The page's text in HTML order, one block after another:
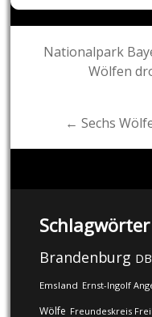
Post
navigation
Nationalpark
Wölfen
← Sechs
Schlagwörter
Brandenburg
Emsland Ernst-Ingolf
Wölfe Freundeskreis